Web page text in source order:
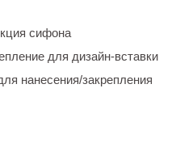
сифона
для дизайн-вставки
нанесения/закрепления